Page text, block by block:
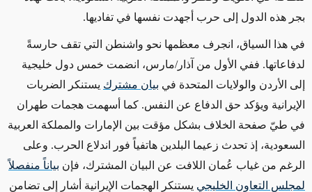
بجر هذه الدول إلى حرب أجهدت نفسها في تفاديها.
في هذا السياق، انجرف معظمها نحو واشنطن التي تقف حارسةً
لدفاعاتها. ففي الأول من آذار/مارس، انضمت خمس دول خليجية
إلى الأردن والولايات المتحدة في بيان مشترك يستنكر الضربات
الإيرانية ويؤكد حق الدفاع عن النفس. كما أسهمت هجمات طهران
في طيّ صفحة الخلاف بشكل مؤقت بين الإمارات والمملكة العربية
السعودية، إذ تحدث زعيما البلدين هاتفياً فور اندلاع الحرب. وعلى
الرغم من غياب عُمان اللافت عن البيان المشترك، فإن بياناً منفصلاً
لمجلس التعاون الخليجي يستنكر الهجمات الإيرانية أشار إلى تضامن